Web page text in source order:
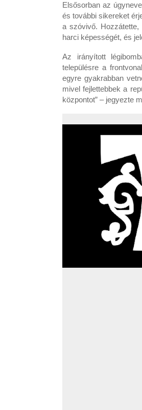
Elsősorban az
és további sikereket
a szóvivő.
harci képességét, és
Az irányított
településre a
egyre gyakrabban
mivel fejlettebbek a
központot” – jegyezte